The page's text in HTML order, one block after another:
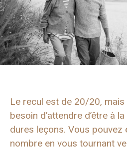
Le recul est de 20/20, mais
besoin d’attendre d’être à
dures leçons. Vous pouvez
nombre en vous tournant